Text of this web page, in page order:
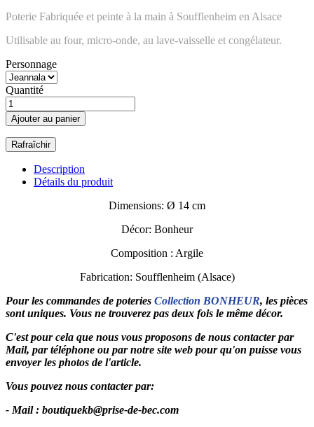
Poterie Fabriquée et peinte à la main à Soufflenheim en Alsace
Utilisable au four, micro-onde, au lave-vaisselle et congélateur.
Personnage
Quantité
Ajouter au panier
Description
Détails du produit
Dimensions: Ø 14 cm
Décor: Bonheur
Composition : Argile
Fabrication: Soufflenheim (Alsace)
Pour les commandes de poteries Collection BONHEUR, les pièces
sont uniques. Vous ne trouverez pas deux fois le même décor.
C'est pour cela que nous vous proposons de nous contacter par
Mail, par téléphone ou par notre site web pour qu'on puisse vous
envoyer les photos de l'article.
Vous pouvez nous contacter par:
- Mail : boutiquekb@prise-de-bec.com